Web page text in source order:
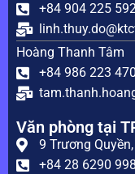
+84 904 225
Hoàng Thanh Tâm
+84 986 223 470
Văn phòng tại
9 Trương
+84 28 6290